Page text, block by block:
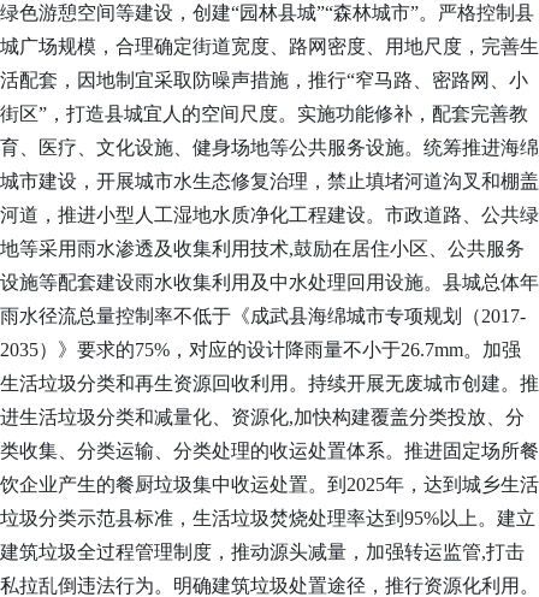
绿色游憩空间等建设，创建“园林县城”“森林城市”。严格控制县
城广场规模，合理确定街道宽度、路网密度、用地尺度，完善生
活配套，因地制宜采取防噪声措施，推行“窄马路、密路网、小
街区”，打造县城宜人的空间尺度。实施功能修补，配套完善教
育、医疗、文化设施、健身场地等公共服务设施。统筹推进海绵
城市建设，开展城市水生态修复治理，禁止填堵河道沟叉和棚盖
河道，推进小型人工湿地水质净化工程建设。市政道路、公共绿
地等采用雨水渗透及收集利用技术,鼓励在居住小区、公共服务
设施等配套建设雨水收集利用及中水处理回用设施。县城总体年
雨水径流总量控制率不低于《成武县海绵城市专项规划（2017-
2035）》要求的75%，对应的设计降雨量不小于26.7mm。 加强
生活垃圾分类和再生资源回收利用。持续开展无废城市创建。 推
进生活垃圾分类和减量化、资源化,加快构建覆盖分类投放、分
类收集、分类运输、分类处理的收运处置体系。推进固定场所餐
饮企业产生的餐厨垃圾集中收运处置。到2025年，达到城乡生活
垃圾分类示范县标准，生活垃圾焚烧处理率达到95%以上。建立
建筑垃圾全过程管理制度，推动源头减量，加强转运监管,打击
私拉乱倒违法行为。明确建筑垃圾处置途径，推行资源化利用。